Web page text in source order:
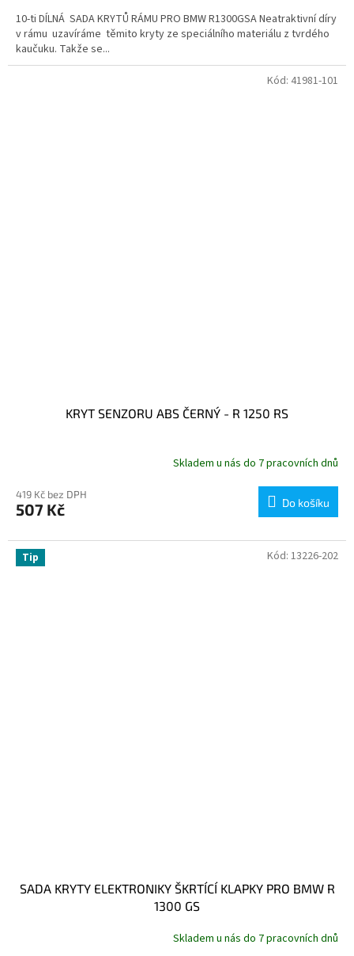
10-ti DÍLNÁ SADA KRYTŮ RÁMU PRO BMW R1300GSA Neatraktivní díry
v rámu uzavíráme těmito kryty ze speciálního materiálu z tvrdého
kaučuku. Takže se...
KRYT SENZORU ABS ČERNÝ - R 1250 RS
Skladem u nás do 7 pracovních dnů
419 Kč bez DPH
507 Kč Do košíku
Kód: 41981-101
Tip
SADA KRYTY ELEKTRONIKY ŠKRTÍCÍ KLAPKY PRO BMW R
1300 GS
Skladem u nás do 7 pracovních dnů
Kód: 13226-202